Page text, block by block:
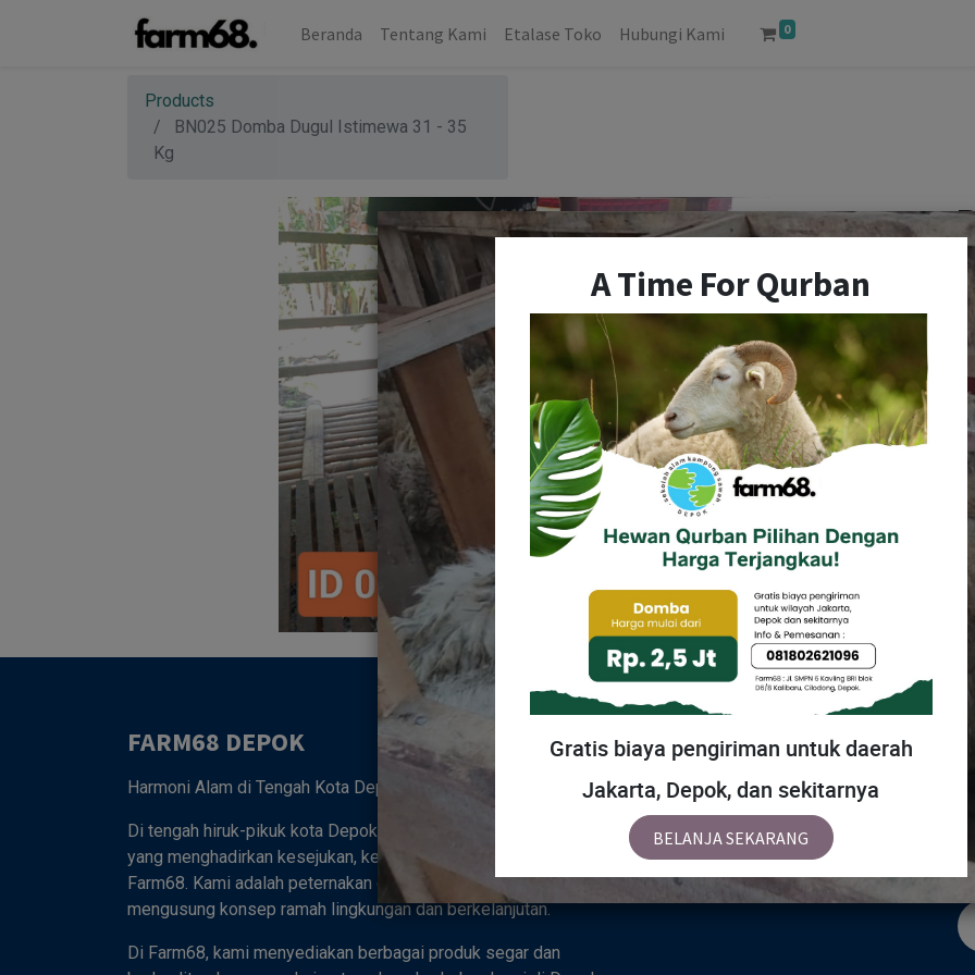
Beranda Tentang Kami Etalase Toko Hubungi Kami 0
Products
BN025 Domba Dugul Istimewa 31 - 35
Kg
A Time For Qurban
Gratis biaya pengiriman untuk daerah
Jakarta, Depok, dan sekitarnya
BELANJA SEKARANG
FARM68 DEPOK
Harmoni Alam di Tengah Kota Depok 🌿
Di tengah hiruk-pikuk kota Depok, tersembunyi sebuah tempat
yang menghadirkan kesejukan, keasrian, dan kehidupan alami —
Farm68. Kami adalah peternakan dan kebun terpadu yang
mengusung konsep ramah lingkungan dan berkelanjutan.
Di Farm68, kami menyediakan berbagai produk segar dan
MENU
Beranda
Tentang Kami
Toko